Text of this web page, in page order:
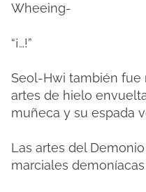
Wheeing-
“¡…!”
Seol-Hwi también fue
artes de hielo
muñeca y su espada
Las artes del
marciales